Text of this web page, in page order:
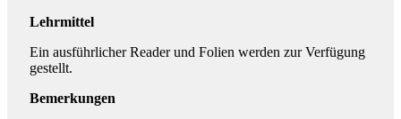
Lehrmittel
Ein ausführlicher Reader und Folien werden zur Verfügung
gestellt.
Bemerkungen